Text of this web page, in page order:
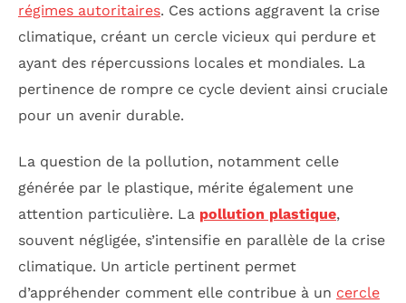
régimes autoritaires. Ces actions aggravent la crise
climatique, créant un cercle vicieux qui perdure et
ayant des répercussions locales et mondiales. La
pertinence de rompre ce cycle devient ainsi cruciale
pour un avenir durable.
La question de la pollution, notamment celle
générée par le plastique, mérite également une
attention particulière. La pollution plastique,
souvent négligée, s’intensifie en parallèle de la crise
climatique. Un article pertinent permet
d’appréhender comment elle contribue à un cercle